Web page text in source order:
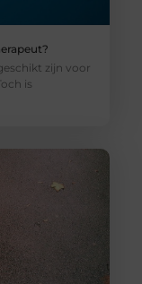
zijn voor
is